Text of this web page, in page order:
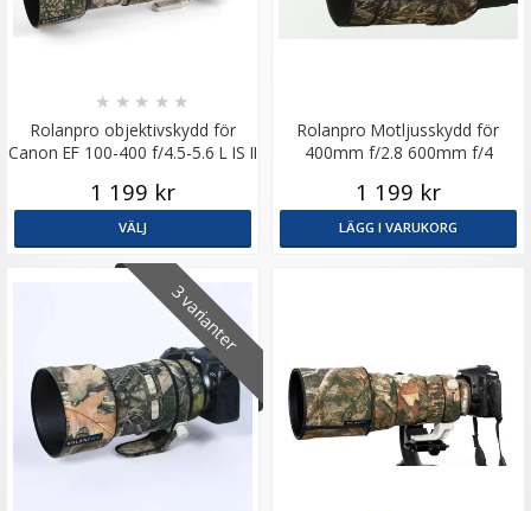
Rolanpro objektivskydd för
Canon EF 100-400 f/4.5-5.6 L IS II
★ ★ ★ ★ ★
1 199 kr
VÄLJ
Rolanpro Motljusskydd för
400mm f/2.8 600mm f/4
1 199 kr
LÄGG I VARUKORG
3 varianter